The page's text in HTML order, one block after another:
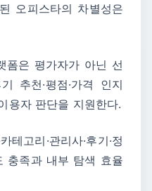
오피스타의 차별성은
폼은 평가자가 아닌 선
추천·평점·가격 인지
용자 판단을 지원한다.
테고리·관리사·후기·정
충족과 내부 탐색 효율